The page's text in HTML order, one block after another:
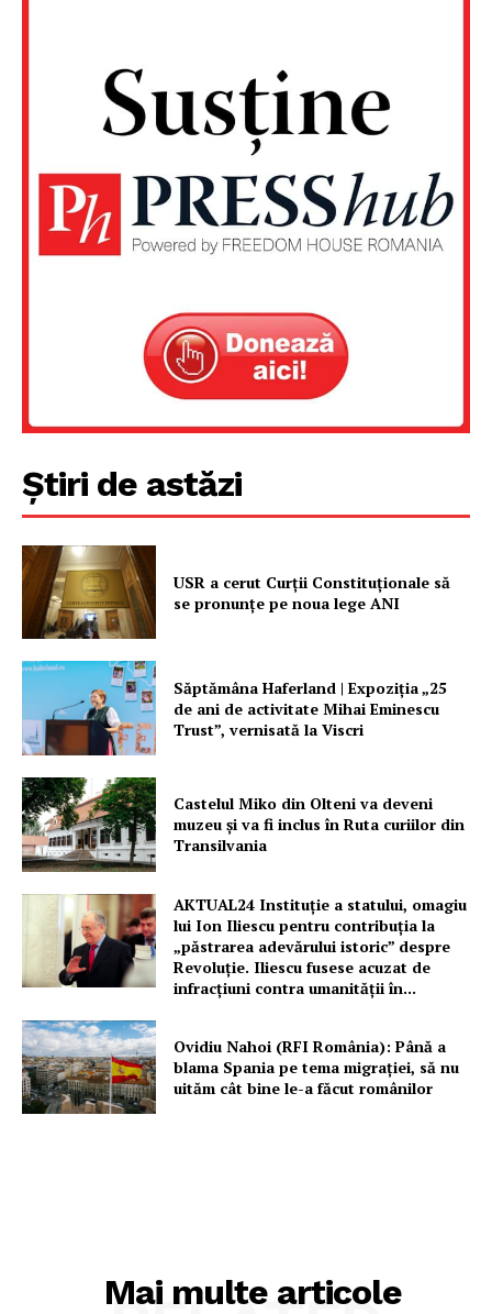
Știri de astăzi
USR a cerut Curții Constituționale să
se pronunțe pe noua lege ANI
Săptămâna Haferland | Expoziţia „25
de ani de activitate Mihai Eminescu
Trust”, vernisată la Viscri
Castelul Miko din Olteni va deveni
muzeu şi va fi inclus în Ruta curiilor din
Transilvania
AKTUAL24 Instituție a statului, omagiu
lui Ion Iliescu pentru contribuția la
„păstrarea adevărului istoric” despre
Revoluție. Iliescu fusese acuzat de
infracțiuni contra umanității în...
Ovidiu Nahoi (RFI România): Până a
blama Spania pe tema migrației, să nu
uităm cât bine le-a făcut românilor
Mai multe articole